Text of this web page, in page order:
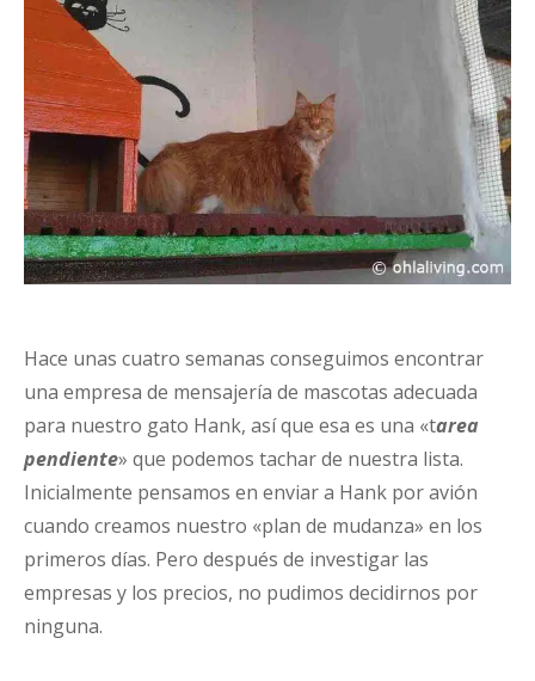
Hace unas cuatro semanas conseguimos encontrar
una empresa de mensajería de mascotas adecuada
para nuestro gato Hank, así que esa es una «tarea
pendiente» que podemos tachar de nuestra lista.
Inicialmente pensamos en enviar a Hank por avión
cuando creamos nuestro «plan de mudanza» en los
primeros días. Pero después de investigar las
empresas y los precios, no pudimos decidirnos por
ninguna.